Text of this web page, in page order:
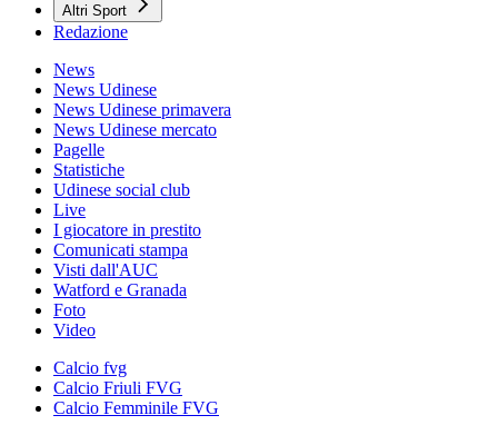
Altri Sport
Redazione
News
News Udinese
News Udinese primavera
News Udinese mercato
Pagelle
Statistiche
Udinese social club
Live
I giocatore in prestito
Comunicati stampa
Visti dall'AUC
Watford e Granada
Foto
Video
Calcio fvg
Calcio Friuli FVG
Calcio Femminile FVG